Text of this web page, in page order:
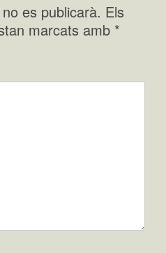
es publicarà. Els
marcats amb *